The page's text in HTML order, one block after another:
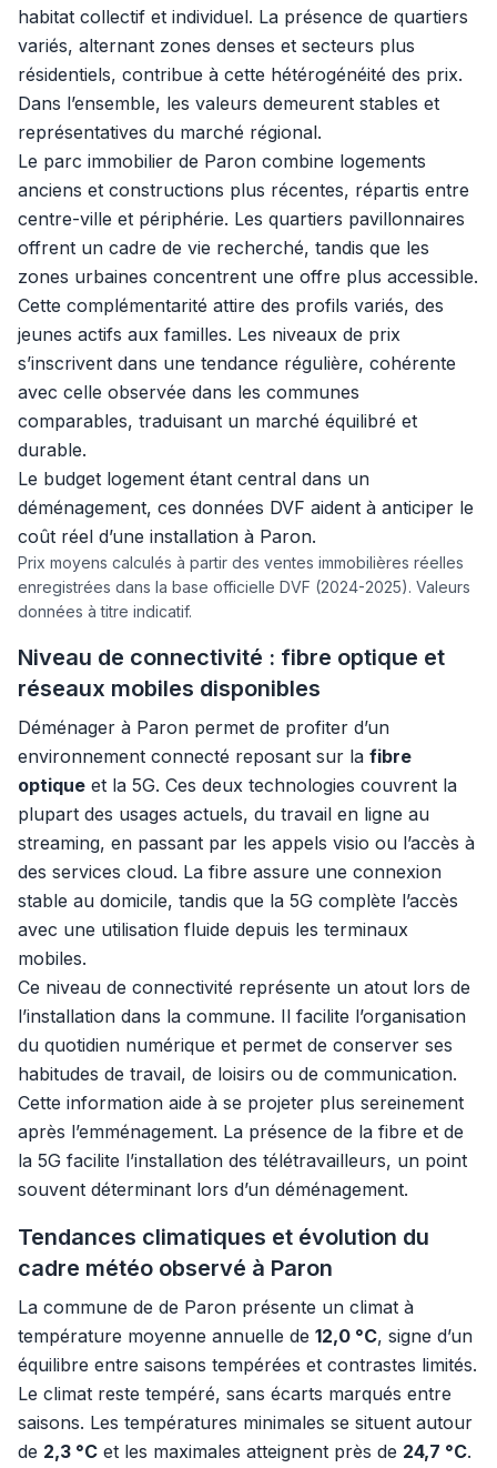
habitat collectif et individuel. La présence de quartiers
variés, alternant zones denses et secteurs plus
résidentiels, contribue à cette hétérogénéité des prix.
Dans l’ensemble, les valeurs demeurent stables et
représentatives du marché régional.
Le parc immobilier de Paron combine logements
anciens et constructions plus récentes, répartis entre
centre-ville et périphérie. Les quartiers pavillonnaires
offrent un cadre de vie recherché, tandis que les
zones urbaines concentrent une offre plus accessible.
Cette complémentarité attire des profils variés, des
jeunes actifs aux familles. Les niveaux de prix
s’inscrivent dans une tendance régulière, cohérente
avec celle observée dans les communes
comparables, traduisant un marché équilibré et
durable.
Le budget logement étant central dans un
déménagement, ces données DVF aident à anticiper le
coût réel d’une installation à Paron.
Prix moyens calculés à partir des ventes immobilières réelles
enregistrées dans la base officielle DVF (2024-2025). Valeurs
données à titre indicatif.
Niveau de connectivité : fibre optique et
réseaux mobiles disponibles
Déménager à Paron permet de profiter d’un
environnement connecté reposant sur la fibre
optique et la 5G. Ces deux technologies couvrent la
plupart des usages actuels, du travail en ligne au
streaming, en passant par les appels visio ou l’accès à
des services cloud. La fibre assure une connexion
stable au domicile, tandis que la 5G complète l’accès
avec une utilisation fluide depuis les terminaux
mobiles.
Ce niveau de connectivité représente un atout lors de
l’installation dans la commune. Il facilite l’organisation
du quotidien numérique et permet de conserver ses
habitudes de travail, de loisirs ou de communication.
Cette information aide à se projeter plus sereinement
après l’emménagement. La présence de la fibre et de
la 5G facilite l’installation des télétravailleurs, un point
souvent déterminant lors d’un déménagement.
Tendances climatiques et évolution du
cadre météo observé à Paron
La commune de de Paron présente un climat à
température moyenne annuelle de 12,0 °C, signe d’un
équilibre entre saisons tempérées et contrastes limités.
Le climat reste tempéré, sans écarts marqués entre
saisons. Les températures minimales se situent autour
de 2,3 °C et les maximales atteignent près de 24,7 °C.